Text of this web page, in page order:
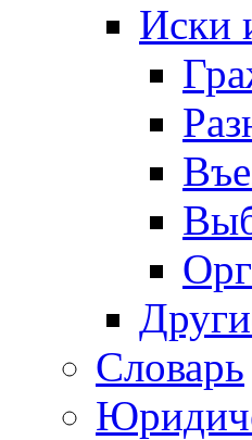
Иски
Словарь